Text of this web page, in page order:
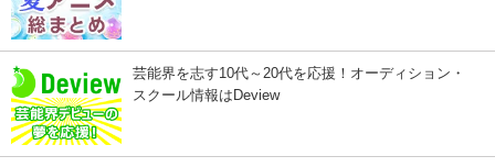
芸能界を志す10代～20代を応援！オーディション・
スクール情報はDeview